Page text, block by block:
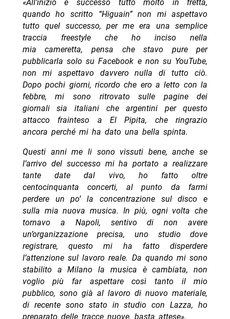
«All’inizio è successo tutto molto in fretta,
quando ho scritto “Higuain” non mi aspettavo
tutto quel successo, per me era una semplice
traccia freestyle che ho inciso nella
mia cameretta, pensa che stavo pure per
pubblicarla solo su Facebook e non su YouTube,
non mi aspettavo davvero nulla di tutto ciò.
Dopo pochi giorni, ricordo che ero a letto con la
febbre, mi sono ritrovato sulle pagine dei
giornali sia italiani che argentini per questo
attacco frainteso a El Pipita, che ringrazio
ancora perché mi ha dato una bella spinta.
Questi anni me li sono vissuti bene, anche se
l’arrivo del successo mi ha portato a realizzare
tante date dal vivo, ho fatto oltre
centocinquanta concerti, al punto da farmi
perdere un po’ la concentrazione sul disco e
sulla mia nuova musica. In più, ogni volta che
tornavo a Napoli, sentivo di non avere
un’organizzazione precisa, uno studio dove
registrare, questo mi ha fatto disperdere
l’attenzione sul lavoro reale. Da quando mi sono
stabilito a Milano la musica è cambiata, non
voglio più far aspettare così tanto il mio
pubblico, sono già al lavoro di nuovo materiale,
di recente sono stato in studio con Lazza, ho
preparato delle tracce nuove, basta attese».